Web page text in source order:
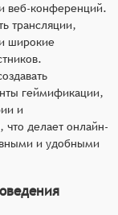
веб-конференций.
трансляции,
широкие
геймификации,
и
что делает онлайн-
и удобными